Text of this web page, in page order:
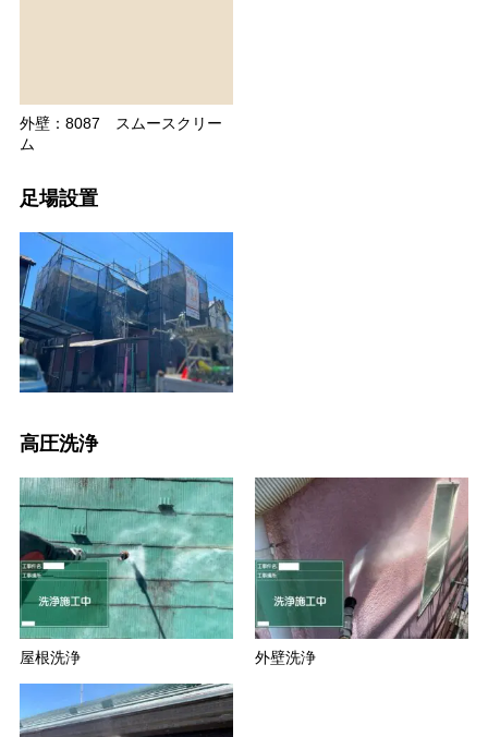
外壁：8087 スムースクリー
ム
足場設置
高圧洗浄
屋根洗浄 外壁洗浄